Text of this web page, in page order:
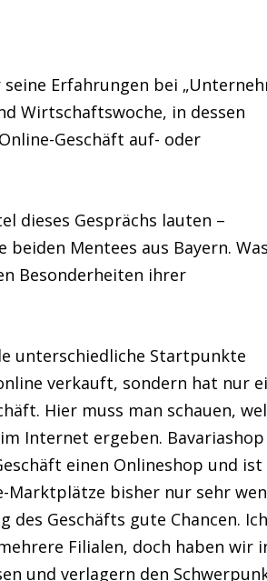
Erfahrungen bei
Wirtschaftswoche, in dessen
Geschäft auf- oder
dieses Gesprächs lauten –
Mentees aus Bayern. Was
Besonderheiten ihrer
unterschiedliche Startpunkte
verkauft, sondern hat nur
Hier muss man schauen,
Internet ergeben. Bavariashop
einen Onlineshop und ist
bisher nur sehr
Geschäfts gute Chancen. Ich
Filialen, doch haben wir
und verlagern den